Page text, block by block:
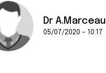
Dr A.Marceau
05/07/2020 - 10:17